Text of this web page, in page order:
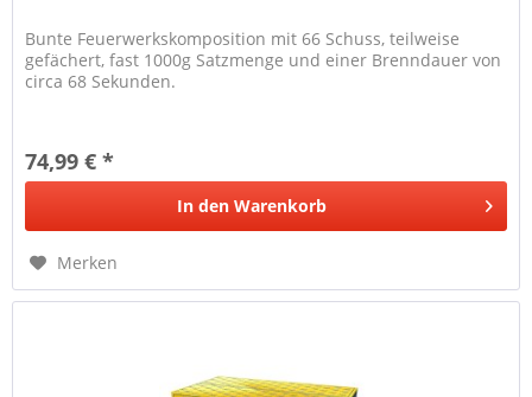
Bunte Feuerwerkskomposition mit 66 Schuss, teilweise
gefächert, fast 1000g Satzmenge und einer Brenndauer von
circa 68 Sekunden.
74,99 € *
In den Warenkorb
Merken